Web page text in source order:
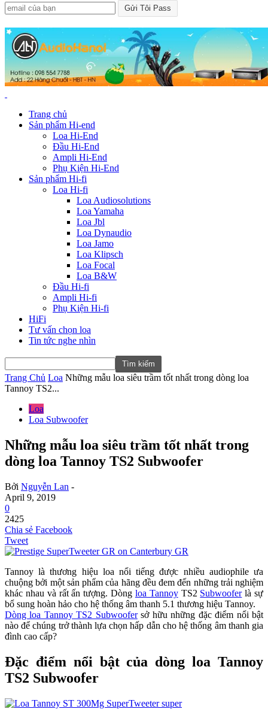
Trang chủ
Sản phẩm Hi-end
Loa Hi-End
Đầu Hi-End
Ampli Hi-End
Phụ Kiện Hi-End
Sản phẩm Hi-fi
Loa Hi-fi
Loa Audiosolutions
Loa Yamaha
Loa Jbl
Loa Dynaudio
Loa Jamo
Loa Klipsch
Loa Focal
Loa B&W
Đầu Hi-fi
Ampli Hi-fi
Phụ Kiện Hi-fi
HiFi
Tư vấn chọn loa
Tin tức nghe nhìn
Trang Chủ Loa Những mẫu loa siêu trầm tốt nhất trong dòng loa
Tannoy TS2...
Loa
Loa Subwoofer
Những mẫu loa siêu trầm tốt nhất trong
dòng loa Tannoy TS2 Subwoofer
Bởi Nguyễn Lan -
April 9, 2019
0
2425
Chia sẻ Facebook
Tweet
Tannoy là thương hiệu loa nổi tiếng được nhiều audiophile ưa
chuộng bởi một sản phẩm của hãng đều đem đến những trải nghiệm
khác nhau và rất ấn tượng. Dòng loa TannoyTS2 Subwooferlà sự
bổ sung hoàn hảo cho hệ thống âm thanh 5.1 thương hiệu Tannoy.
Dòng loa Tannoy TS2 Subwoofersở hữu những đặc điểm nổi bật
nào để chúng trở thành lựa chọn hấp dẫn cho hệ thống âm thanh gia
đình cao cấp?
Đặc điểm nổi bật của dòng loa Tannoy
TS2 Subwoofer